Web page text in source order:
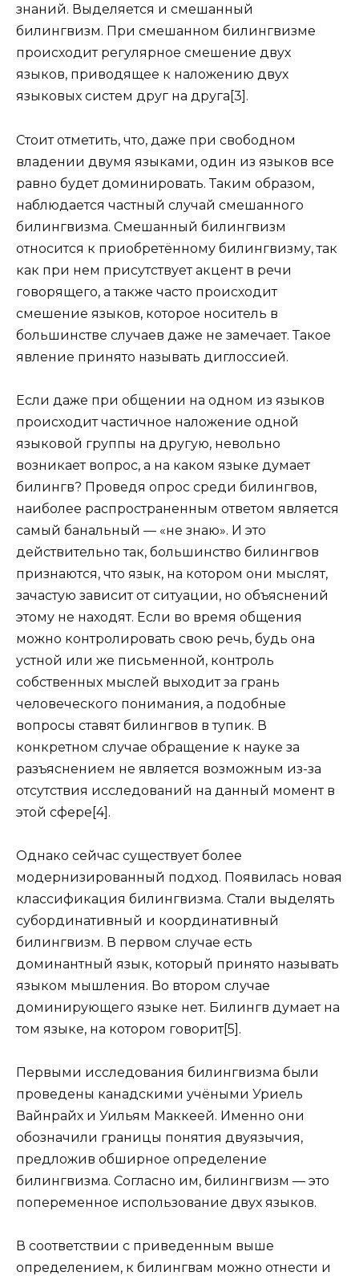
знаний. Выделяется и смешанный
билингвизм. При смешанном билингвизме
происходит регулярное смешение двух
языков, приводящее к наложению двух
языковых систем друг на друга[3].
Стоит отметить, что, даже при свободном
владении двумя языками, один из языков все
равно будет доминировать. Таким образом,
наблюдается частный случай смешанного
билингвизма. Смешанный билингвизм
относится к приобретённому билингвизму, так
как при нем присутствует акцент в речи
говорящего, а также часто происходит
смешение языков, которое носитель в
большинстве случаев даже не замечает. Такое
явление принято называть диглоссией.
Если даже при общении на одном из языков
происходит частичное наложение одной
языковой группы на другую, невольно
возникает вопрос, а на каком языке думает
билингв? Проведя опрос среди билингвов,
наиболее распространенным ответом является
самый банальный — «не знаю». И это
действительно так, большинство билингвов
признаются, что язык, на котором они мыслят,
зачастую зависит от ситуации, но объяснений
этому не находят. Если во время общения
можно контролировать свою речь, будь она
устной или же письменной, контроль
собственных мыслей выходит за грань
человеческого понимания, а подобные
вопросы ставят билингвов в тупик. В
конкретном случае обращение к науке за
разъяснением не является возможным из-за
отсутствия исследований на данный момент в
этой сфере[4].
Однако сейчас существует более
модернизированный подход. Появилась новая
классификация билингвизма. Стали выделять
субординативный и координативный
билингвизм. В первом случае есть
доминантный язык, который принято называть
языком мышления. Во втором случае
доминирующего языке нет. Билингв думает на
том языке, на котором говорит[5].
Первыми исследования билингвизма были
проведены канадскими учёными Уриель
Вайнрайх и Уильям Маккеей. Именно они
обозначили границы понятия двуязычия,
предложив обширное определение
билингвизма. Согласно им, билингвизм — это
попеременное использование двух языков.
В соответствии с приведенным выше
определением, к билингвам можно отнести и